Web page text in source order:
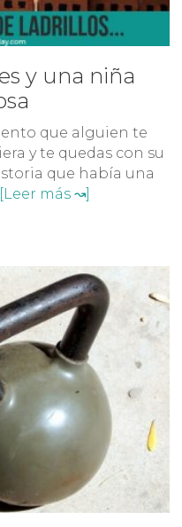
y una niña
que alguien te
y te quedas con su
que había una
[Leer más ↝]